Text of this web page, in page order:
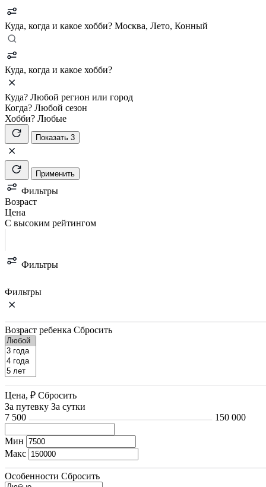
Куда, когда и какое хобби? Москва, Лето, Конный
Куда, когда и какое хобби?
Куда? Любой регион или город
Когда? Любой сезон
Хобби? Любые
Показать 3
Применить
Фильтры
Возраст
Цена
С высоким рейтингом
Фильтры
Фильтры
Возраст ребенка Сбросить
Цена, ₽ Сбросить
За путевку За сутки
7 500
150 000
Мин
Макс
Особенности Сбросить